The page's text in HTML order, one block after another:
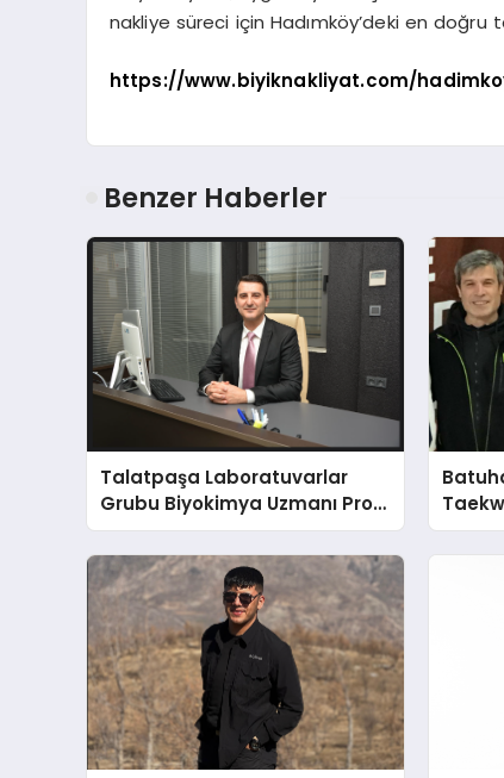
nakliye süreci için Hadımköy’deki en doğru
https://www.biyiknakliyat.com/
Benzer Haberler
Talatpaşa Laboratuvarlar
Grubu Biyokimya Uzmanı Prof.
Dr. Ahmet Var